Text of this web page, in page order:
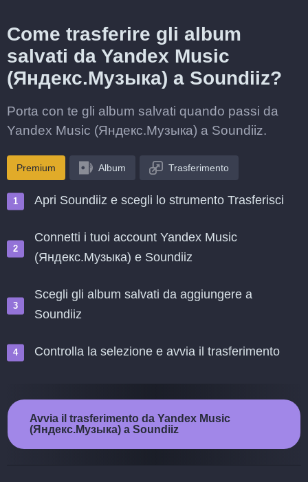
Come trasferire gli album
salvati da Yandex Music
(Яндекс.Музыка) a Soundiiz?
Porta con te gli album salvati quando passi da
Yandex Music (Яндекс.Музыка) a Soundiiz.
Premium Album Trasferimento
Apri Soundiiz e scegli lo strumento Trasferisci
Connetti i tuoi account Yandex Music
(Яндекс.Музыка) e Soundiiz
Scegli gli album salvati da aggiungere a
Soundiiz
Controlla la selezione e avvia il trasferimento
Avvia il trasferimento da Yandex Music
(Яндекс.Музыка) a Soundiiz